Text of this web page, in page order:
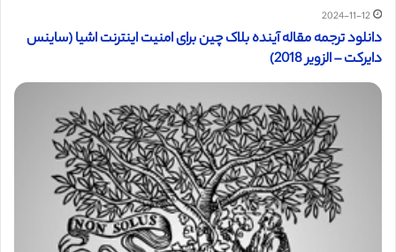
2024-11-12
دانلود ترجمه مقاله آینده بلاک چین برای امنیت اینترنت اشیا (ساینس
دایرکت – الزویر 2018)